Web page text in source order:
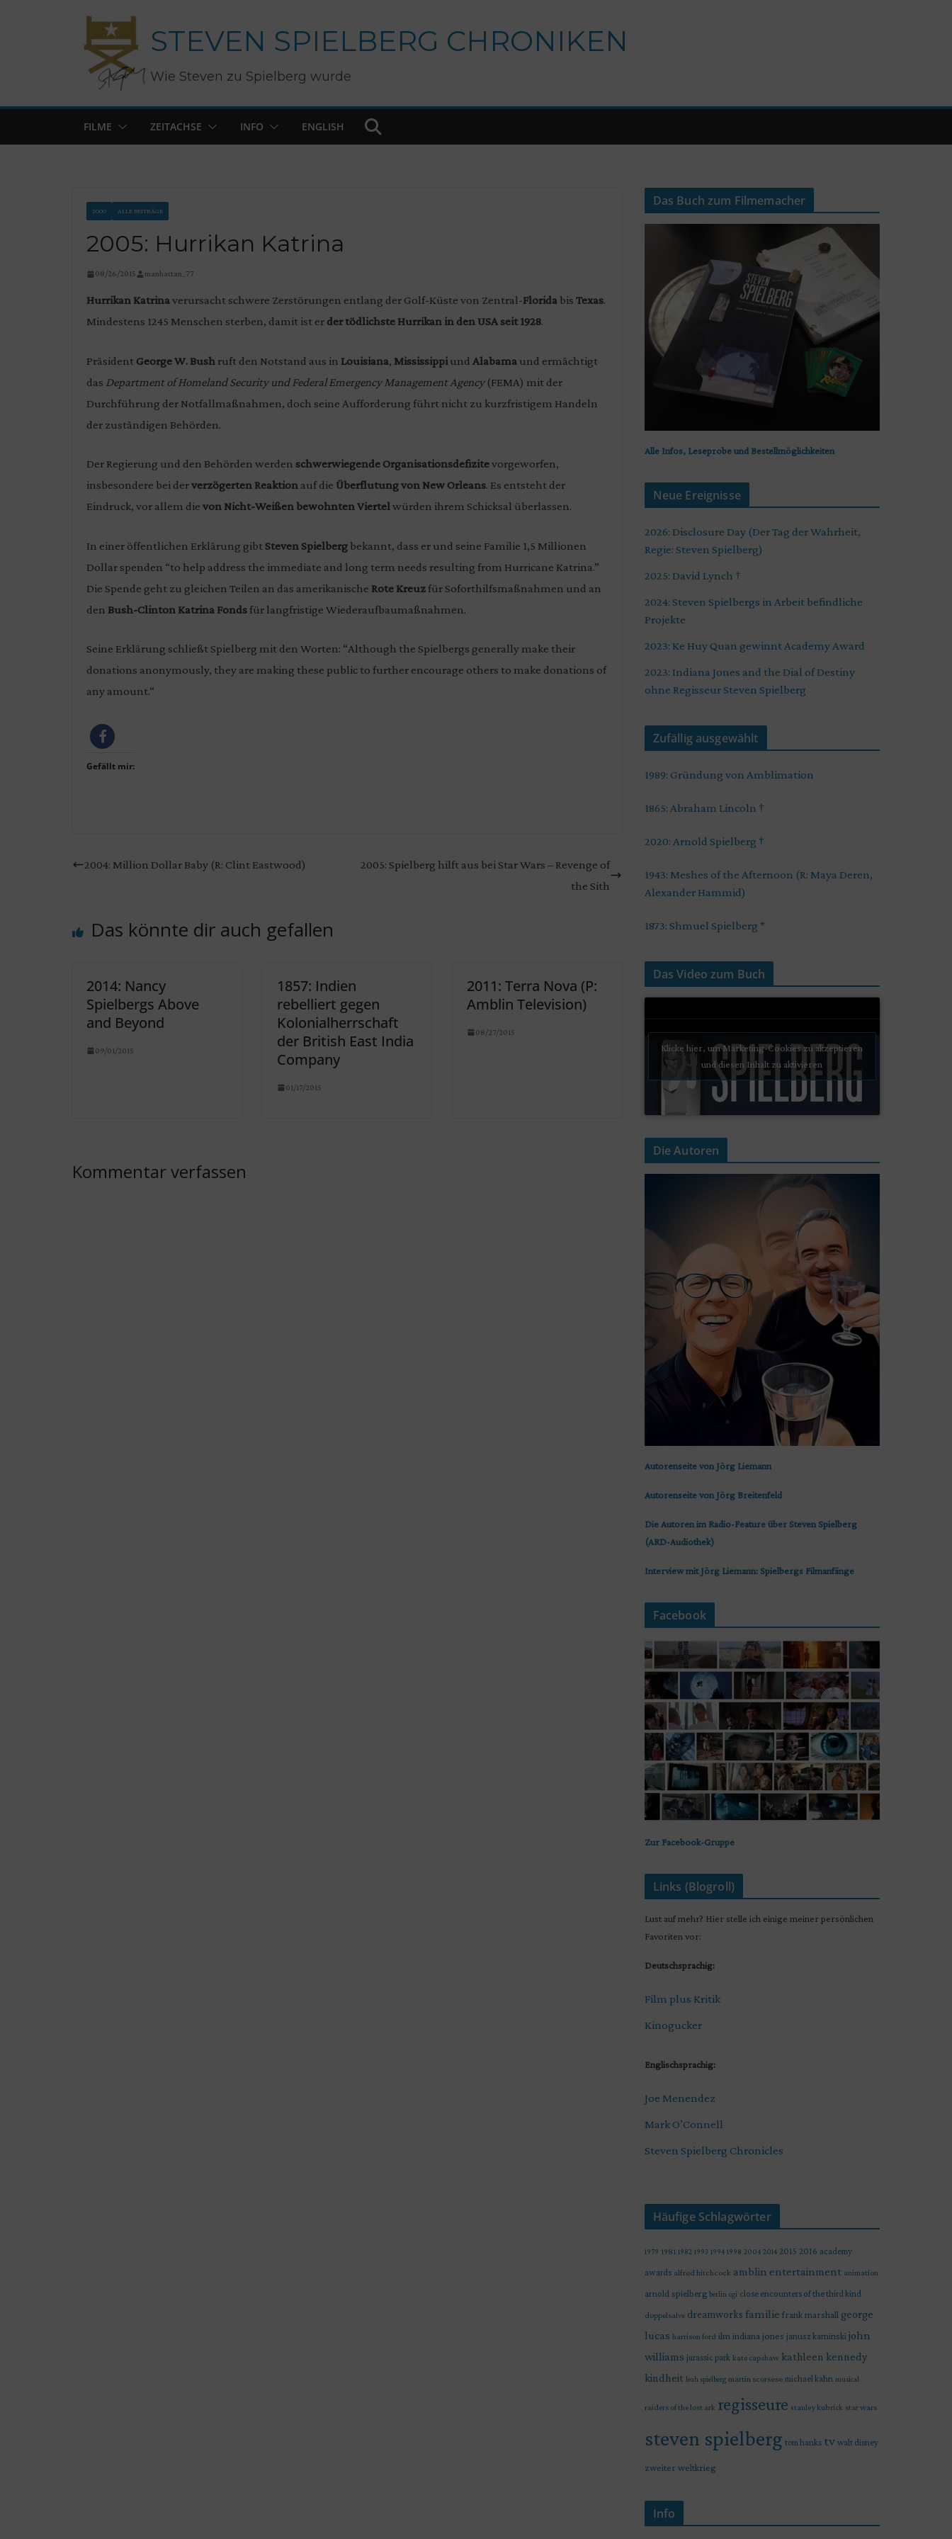
STEVEN SPIELBERG CHRONIKEN
Wie Steven zu Spielberg wurde
FILME ZEITACHSE INFO ENGLISH
2000 ALLE BEITRÄGE
2005: Hurrikan Katrina
08/26/2015 manhattan_77
Hurrikan Katrinaverursacht schwere Zerstörungen entlang der Golf-Küste von Zentral-Florida bis Texas.
Mindestens 1245 Menschen sterben, damit ist er der tödlichste Hurrikan in den USA seit 1928.
Präsident George W. Bush ruft den Notstand aus in Louisiana, Mississippi und Alabama und ermächtigt
das Department of Homeland Security und Federal Emergency Management Agency(FEMA) mit der
Durchführung der Notfallmaßnahmen, doch seine Aufforderung führt nicht zu kurzfristigem Handeln
der zuständigen Behörden.
Der Regierung und den Behörden werden schwerwiegende Organisationsdefizitevorgeworfen,
insbesondere bei derverzögerten Reaktion auf die Überflutung von New Orleans. Es entsteht der
Eindruck, vor allem die von Nicht-Weißen bewohnten Viertelwürden ihrem Schicksal überlassen.
In einer öffentlichen Erklärung gibt Steven Spielberg bekannt, dass er und seine Familie 1,5 Millionen
Dollar spenden “to help address the immediate and long term needs resulting from Hurricane Katrina.”
Die Spende geht zu gleichen Teilen an das amerikanische Rote Kreuz für Soforthilfsmaßnahmen und an
den Bush-Clinton Katrina Fonds für langfristige Wiederaufbaumaßnahmen.
Seine Erklärung schließt Spielberg mit den Worten: “Although the Spielbergs generally make their
donations anonymously, they are making these public to further encourage others to make donations of
any amount.“
Gefällt mir:
2004: Million Dollar Baby (R: Clint Eastwood)
2005: Spielberg hilft aus bei Star Wars – Revenge of
the Sith
Das könnte dir auch gefallen
2014: Nancy
Spielbergs Above
and Beyond
09/01/2015
1857: Indien
rebelliert gegen
Kolonialherrschaft
der British East India
Company
01/17/2015
2011: Terra Nova (P:
Amblin Television)
08/27/2015
Kommentar verfassen
Das Buch zum Filmemacher
Alle Infos, Leseprobe und Bestellmöglichkeiten
Neue Ereignisse
2026: Disclosure Day (Der Tag der Wahrheit,
Regie: Steven Spielberg)
2025: David Lynch †
2024: Steven Spielbergs in Arbeit befindliche
Projekte
2023: Ke Huy Quan gewinnt Academy Award
2023: Indiana Jones and the Dial of Destiny
ohne Regisseur Steven Spielberg
Zufällig ausgewählt
1989: Gründung von Amblimation
1865: Abraham Lincoln †
2020: Arnold Spielberg †
1943: Meshes of the Afternoon (R: Maya Deren,
Alexander Hammid)
1873: Shmuel Spielberg *
Das Video zum Buch
Klicke hier, um Marketing-Cookies zu akzeptieren
und diesen Inhalt zu aktivieren
Die Autoren
Autorenseite von Jörg Liemann
Autorenseite von Jörg Breitenfeld
Die Autoren im Radio-Feature über Steven Spielberg
(ARD-Audiothek)
Interview mit Jörg Liemann: Spielbergs Filmanfänge
Facebook
Zur Facebook-Gruppe
Links (Blogroll)
Lust auf mehr? Hier stelle ich einige meiner persönlichen
Favoriten vor:
Deutschsprachig:
Film plus Kritik
Kinogucker
Englischsprachig:
Joe Menendez
Mark O’Connell
Steven Spielberg Chronicles
Häufige Schlagwörter
1979 1981 1982 1993 1994 1998 2004 2014 2015 2016 academy
awards alfred hitchcock amblin entertainment animation
arnold spielberg berlin cgi close encounters of the third kind
doppelsalve dreamworks familie frank marshall george
lucas harrison ford ilm indiana jones janusz kaminski john
williams jurassic park kate capshaw kathleen kennedy
kindheit leah spielberg martin scorsese michael kahn musical
raiders of the lost ark regisseure stanley kubrick star wars
steven spielberg tom hanks tv walt disney
zweiter weltkrieg
Info